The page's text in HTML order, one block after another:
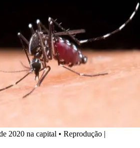
2020 na capital • Reprodução |